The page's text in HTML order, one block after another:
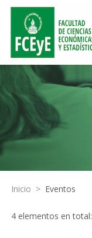
Inicio > Eventos
4 elementos en total: